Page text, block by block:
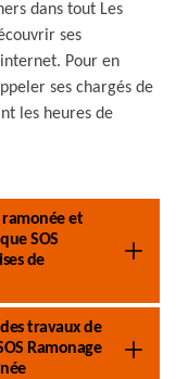
dans tout Les
ses
Pour en
ses chargés de
les heures de
ramonée et
SOS
de
travaux de
Ramonage